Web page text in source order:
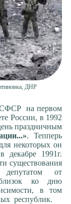
ДНР
на первом
России, в 1992
праздничным
. Тепперь
некоторых он
декабре 1991г.
существования
от
ко дню
в том
республик.